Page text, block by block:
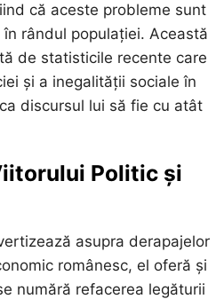
că aceste probleme sunt
rândul populației. Această
de statisticile recente care
și a inegalității sociale în
discursul lui să fie cu atât
Politic și
asupra derapajelor
românesc, el oferă și
numără refacerea legăturii